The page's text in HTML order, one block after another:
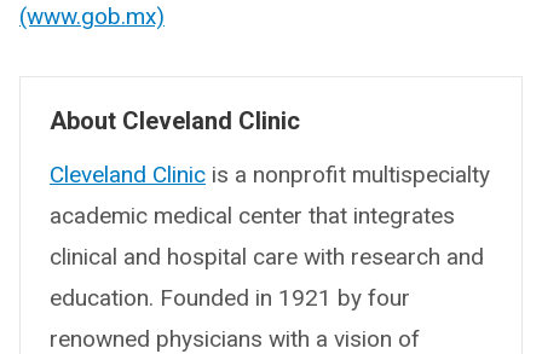
(www.gob.mx)
About Cleveland Clinic
Cleveland Clinic is a nonprofit multispecialty
academic medical center that integrates
clinical and hospital care with research and
education. Founded in 1921 by four
renowned physicians with a vision of